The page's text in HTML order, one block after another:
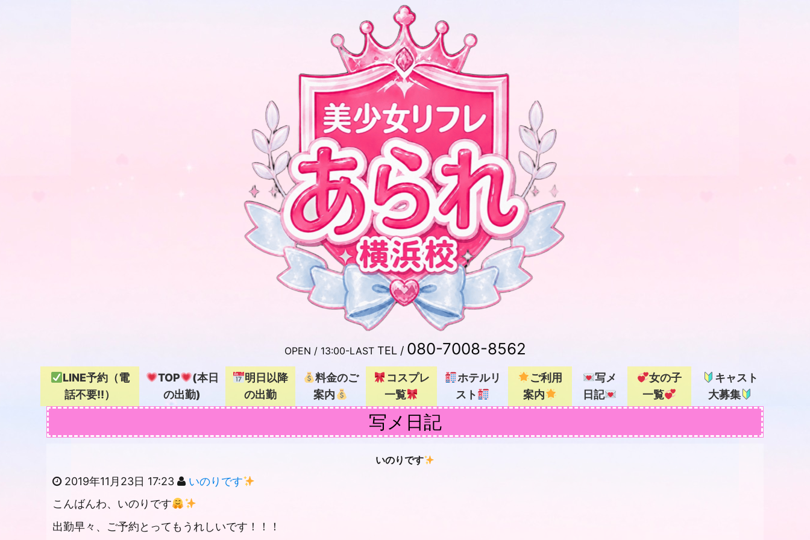
OPEN / 13:00-LAST TEL / 080-7008-8562
LINE予約（電
話不要!!）
TOP
(本日
の出勤)
明日以降
の出勤
料金のご
案内
コスプレ
一覧
ホテルリ
スト
ご利用
案内
写メ
日記
女の子
一覧
キャスト
大募集
写メ日記
いのりです
2019年11月23日 17:23
いのりです
こんばんわ、いのりです
出勤早々、ご予約とってもうれしいです！！！